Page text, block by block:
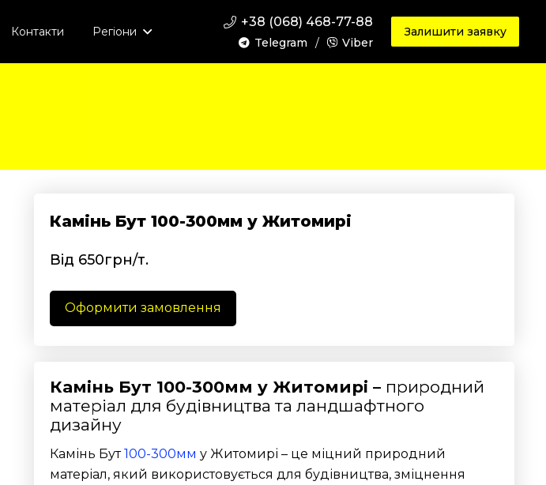
Контакти Регіони
+38 (068) 468-77-88
Telegram / Viber
Залишити заявку
Камінь Бут 100-300мм у Житомирі
Від 650грн/т.
Оформити замовлення
Камінь Бут 100-300мм у Житомирі – природний
матеріал для будівництва та ландшафтного
дизайну
Камінь Бут100-300мм у Житомирі – це міцний природний
матеріал, який використовується для будівництва, зміцнення